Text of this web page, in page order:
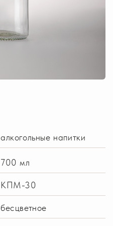
алкогольные напитки
700 мл
КПМ-30
бесцветное